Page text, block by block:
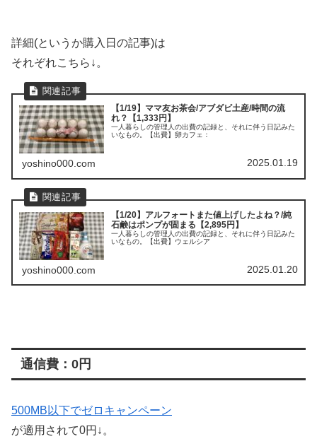
詳細(というか購入日の記事)は
それぞれこちら↓。
【1/19】ママ友お茶会/アブダビ土産/時間の流
れ？【1,333円】
一人暮らしの管理人の出費の記録と、それに伴う日記みた
いなもの。【出費】卵カフェ：
yoshino000.com 2025.01.19
【1/20】アルフォートまた値上げしたよね？/純
石鹸はポンプが固まる【2,895円】
一人暮らしの管理人の出費の記録と、それに伴う日記みた
いなもの。【出費】ウェルシア
yoshino000.com 2025.01.20
通信費：0円
500MB以下でゼロキャンペーン
が適用されて0円↓。